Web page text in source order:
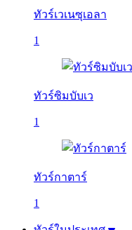
ทัวร์เวเนซุเอลา
1
ทัวร์ซิมบับเว
1
ทัวร์กาตาร์
1